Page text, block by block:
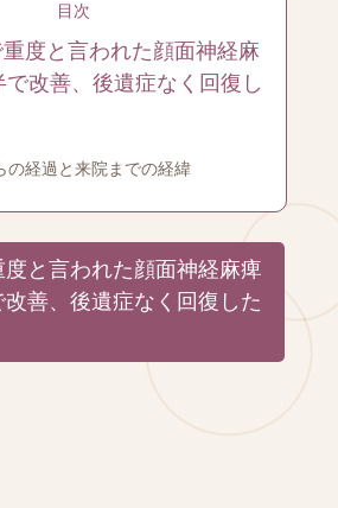
目次
度と言われた顔面神経麻
改善、後遺症なく回復し
経過と来院までの経緯
と言われた顔面神経麻痺
善、後遺症なく回復した